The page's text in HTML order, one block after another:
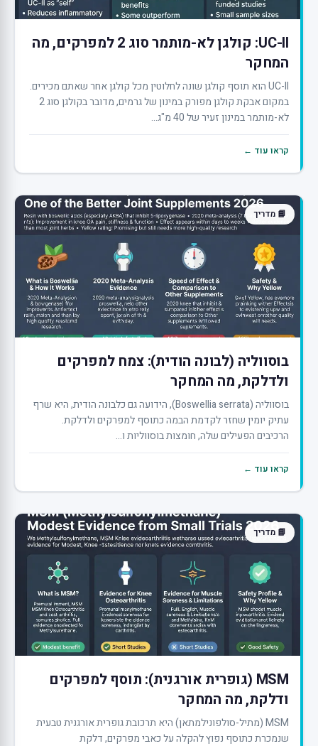
UC-II: קולגן לא-מותמר סוג 2 למפרקים, מה
המחקר
UC-II הוא תוסף קולגן שונה לחלוטין מכל קולגן אחר שאתם מכירים.
במקום אבקת קולגן מפורק במינון של גרמים, מדובר בקולגן סוג 2
לא-מותמר במינון זעיר של 40 מ"ג...
קראו עוד ←
📘 מדריך
בוסווליה (לבונה הודית): צמח למפרקים
ולדלקת, מה המחקר
בוסווליה (Boswellia serrata), הידועה גם כלבונה הודית, היא שרף
עתיק יומין שחזר לקדמת הבמה כתוסף למפרקים ולדלקת.
הרכיבים הפעילים שלה, חומצות בוסווליות ו...
קראו עוד ←
📘 מדריך
MSM (גופרית אורגנית): תוסף למפרקים
ודלקת, מה המחקר
MSM (מתיל-סולפונילמתאן) היא תרכובת גופרית אורגנית טבעית
שנמכרת כתוסף נפוץ להקלה על כאבי מפרקים, דלקת